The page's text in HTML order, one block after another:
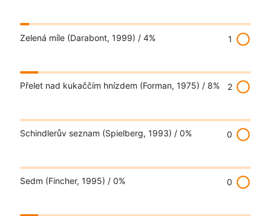
Zelená míle (Darabont, 1999) / 4% 1 radio_button_unchecked
Přelet nad kukaččím hnízdem (Forman, 1975) / 8% 2 radio_button_unchecked
Schindlerův seznam (Spielberg, 1993) / 0% 0 radio_button_unchecked
Sedm (Fincher, 1995) / 0% 0 radio_button_unchecked